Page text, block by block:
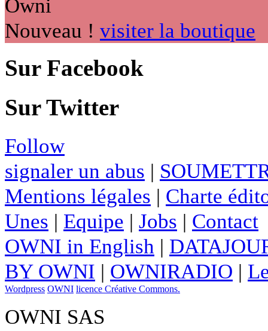
Nouveau ! visiter la boutique
Sur Facebook
Sur Twitter
Follow
signaler un abus |
Mentions légales | Charte
Unes | Equipe | Jobs | Contact
OWNI in English |
BY OWNI | OWNIRADIO |
Wordpress OWNI licence Créative Commons.
OWNI SAS